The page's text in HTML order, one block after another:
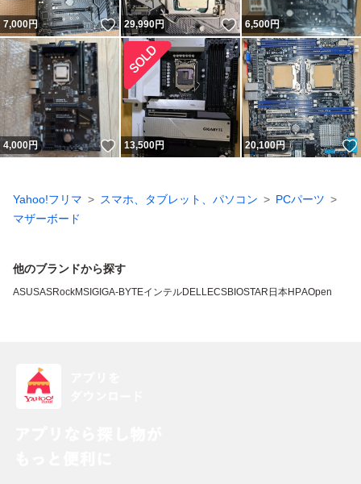
7,000円 いいね！
29,990円 いいね！
6,500円
4,000円 いいね！
13,500円 20,100円
Yahoo!フリマ スマホ、タブレット、パソコン
PCパーツ
マザーボード
他のブランドから探す
ASUSASRockMSI GIGA-BYTEインテルDELLECSBIOSTAR 日本HPAOpen